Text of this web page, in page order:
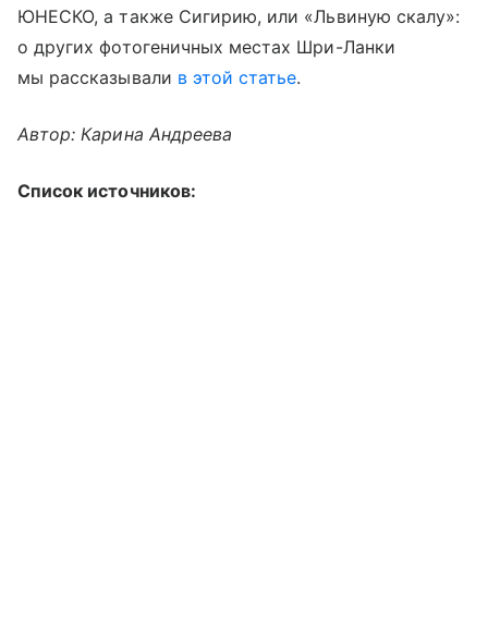
ЮНЕСКО, а также Сигирию, или «Львиную скалу»:
о других фотогеничных местах Шри-Ланки
мы рассказывали в этой статье.
Автор: Карина Андреева
Список источников: